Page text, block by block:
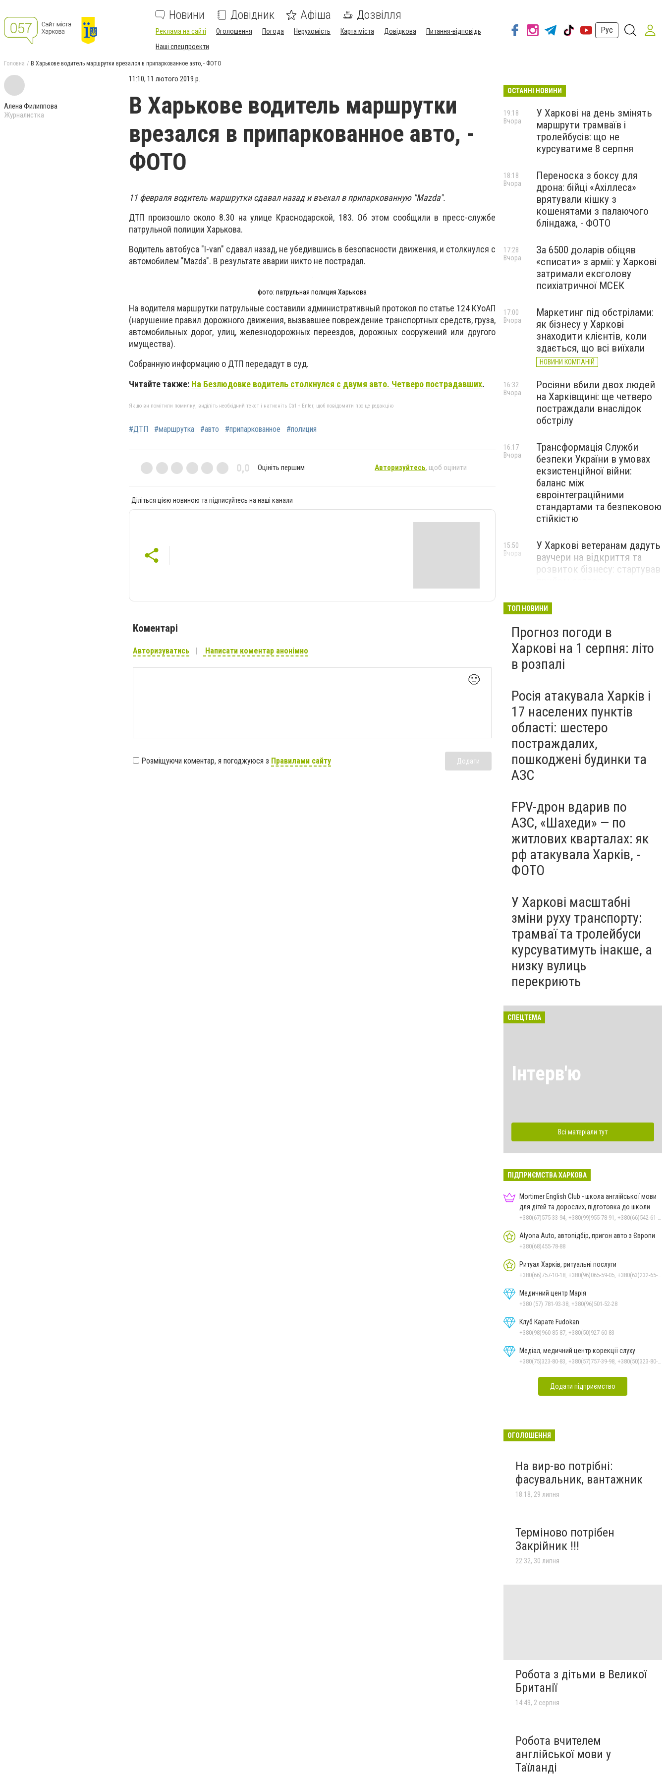
Новини Довідник Афіша Дозвілля
Реклама на сайті Оголошення Погода Нерухомість Карта міста Довідкова
Питання-відповідь
Наші спецпроекти
Рус
Головна В Харькове водитель маршрутки врезался в припаркованное авто, - ФОТО
Алена Филиппова
Журналистка
11:10, 11 лютого 2019 р.
В Харькове водитель маршрутки
врезался в припаркованное авто, -
ФОТО
11 февраля водитель маршрутки сдавал назад и въехал в припаркованную "Mazda".
ДТП произошло около 8.30 на улице Краснодарской, 183. Об этом сообщили в пресс-службе
патрульной полиции Харькова.
Водитель автобуса "I-van" сдавал назад, не убедившись в безопасности движения, и столкнулся с
автомобилем "Mazda". В результате аварии никто не пострадал.
фото: патрульная полиция Харькова
На водителя маршрутки патрульные составили административный протокол по статье 124 КУоАП
(нарушение правил дорожного движения, вызвавшее повреждение транспортных средств, груза,
автомобильных дорог, улиц, железнодорожных переездов, дорожных сооружений или другого
имущества).
Собранную информацию о ДТП передадут в суд.
Читайте также: На Безлюдовке водитель столкнулся с двумя авто. Четверо пострадавших.
Якщо ви помітили помилку, виділіть необхідний текст і натисніть Ctrl + Enter, щоб повідомити про це редакцію
#ДТП #маршрутка #авто #припаркованное #полиция
0,0 Оцініть першим Авторизуйтесь, щоб оцінити
Діліться цією новиною та підписуйтесь на наші канали
Коментарі
Авторизуватись Написати коментар анонімно
🙂
Розміщуючи коментар, я погоджуюся з Правилами сайту Додати
ОСТАННІ НОВИНИ
У Харкові на день змінять
маршрути трамваїв і
тролейбусів: що не
курсуватиме 8 серпня
19:18
Вчора
Переноска з боксу для
дрона: бійці «Ахіллеса»
врятували кішку з
кошенятами з палаючого
бліндажа, - ФОТО
18:18
Вчора
За 6500 доларів обіцяв
«списати» з армії: у Харкові
затримали ексголову
психіатричної МСЕК
17:28
Вчора
Маркетинг під обстрілами:
як бізнесу у Харкові
знаходити клієнтів, коли
здається, що всі виїхали
НОВИНИ КОМПАНІЙ
17:00
Вчора
Росіяни вбили двох людей
на Харківщині: ще четверо
постраждали внаслідок
обстрілу
16:32
Вчора
Трансформація Служби
безпеки України в умовах
екзистенційної війни:
баланс між
євроінтеграційними
стандартами та безпековою
стійкістю
16:17
Вчора
У Харкові ветеранам дадуть
ваучери на відкриття та
розвиток бізнесу: стартував
15:50
Вчора
Перевищення швидкості й
що найчастіше стаються
ДТП на Харківщині
14:48
Вчора
ТОП НОВИНИ
Прогноз погоди в
Харкові на 1 серпня: літо
в розпалі
Росія атакувала Харків і
17 населених пунктів
області: шестеро
постраждалих,
пошкоджені будинки та
АЗС
FPV-дрон вдарив по
АЗС, «Шахеди» — по
житлових кварталах: як
рф атакувала Харків, -
ФОТО
У Харкові масштабні
зміни руху транспорту:
трамваї та тролейбуси
курсуватимуть інакше, а
низку вулиць
перекриють
СПЕЦТЕМА
Інтерв'ю
Всі матеріали тут
ПІДПРИЄМСТВА ХАРКОВА
Mortimer English Club - школа англійської мови
для дітей та дорослих, підготовка до школи
Alyona Auto, автопідбір, пригон авто з Європи
+380(68)455-78-88
Ритуал Харків, ритуальні послуги
Медичний центр Марія
+380 (57) 781-93-38, +380(96)501-52-28
Клуб Карате Fudokan
+380(98)960-85-87, +380(50)927-60-83
Медіал, медичний центр корекції слуху
Додати підприємство
ОГОЛОШЕННЯ
На вир-во потрібні:
фасувальник, вантажник
18:18, 29 липня
Терміново потрібен
Закрійник !!!
22:32, 30 липня
Робота з дітьми в Великої
Британії
14:49, 2 серпня
Робота вчителем
англійської мови у
Таїланді